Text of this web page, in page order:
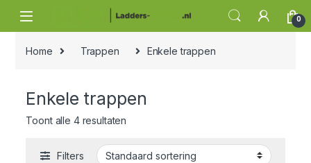
0
Home Trappen Enkele trappen
Enkele trappen
Toont alle 4 resultaten
Filters